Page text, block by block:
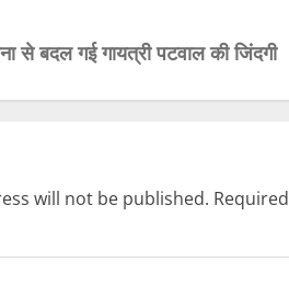
से बदल गई गायत्री पटवाल की जिंदगी
will not be published.